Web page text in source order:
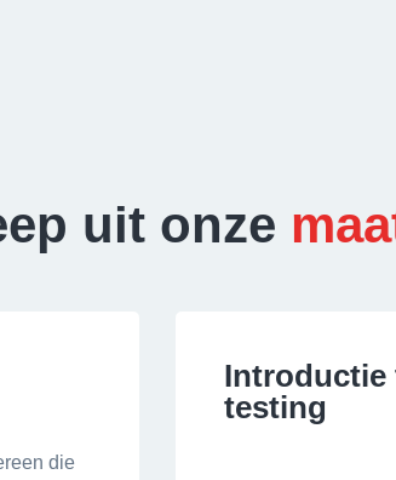
uit onze
die
Introductie
testing